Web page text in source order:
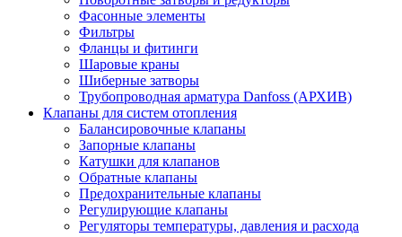
Фасонные элементы
Фильтры
Фланцы и фитинги
Шаровые краны
Шиберные затворы
Трубопроводная арматура Danfoss (АРХИВ)
Клапаны для систем отопления
Балансировочные клапаны
Запорные клапаны
Катушки для клапанов
Обратные клапаны
Предохранительные клапаны
Регулирующие клапаны
Регуляторы температуры, давления и расхода